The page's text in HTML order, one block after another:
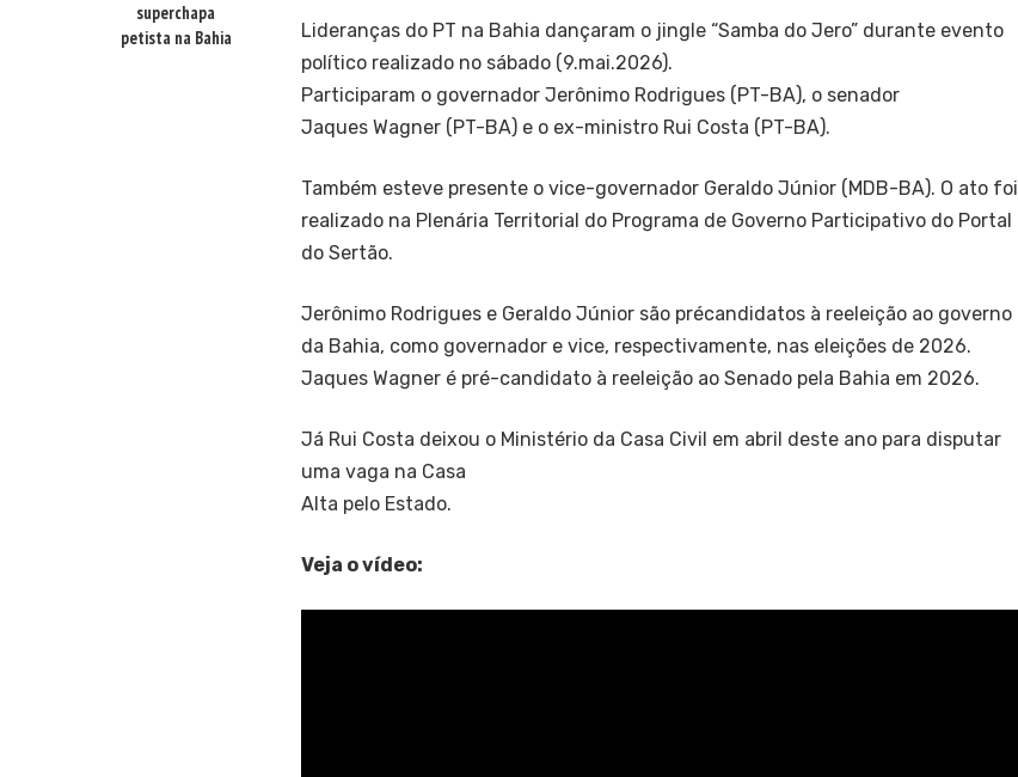
superchapa
petista na Bahia
Lideranças do PT na Bahia dançaram o jingle “Samba do Jero” durante evento
político realizado no sábado (9.mai.2026).
Participaram o governador Jerônimo Rodrigues (PT-BA), o senador
Jaques Wagner (PT-BA) e o ex-ministro Rui Costa (PT-BA).
Também esteve presente o vice-governador Geraldo Júnior (MDB-BA). O ato foi
realizado na Plenária Territorial do Programa de Governo Participativo do Portal
do Sertão.
Jerônimo Rodrigues e Geraldo Júnior são précandidatos à reeleição ao governo
da Bahia, como governador e vice, respectivamente, nas eleições de 2026.
Jaques Wagner é pré-candidato à reeleição ao Senado pela Bahia em 2026.
Já Rui Costa deixou o Ministério da Casa Civil em abril deste ano para disputar
uma vaga na Casa
Alta pelo Estado.
Veja o vídeo: